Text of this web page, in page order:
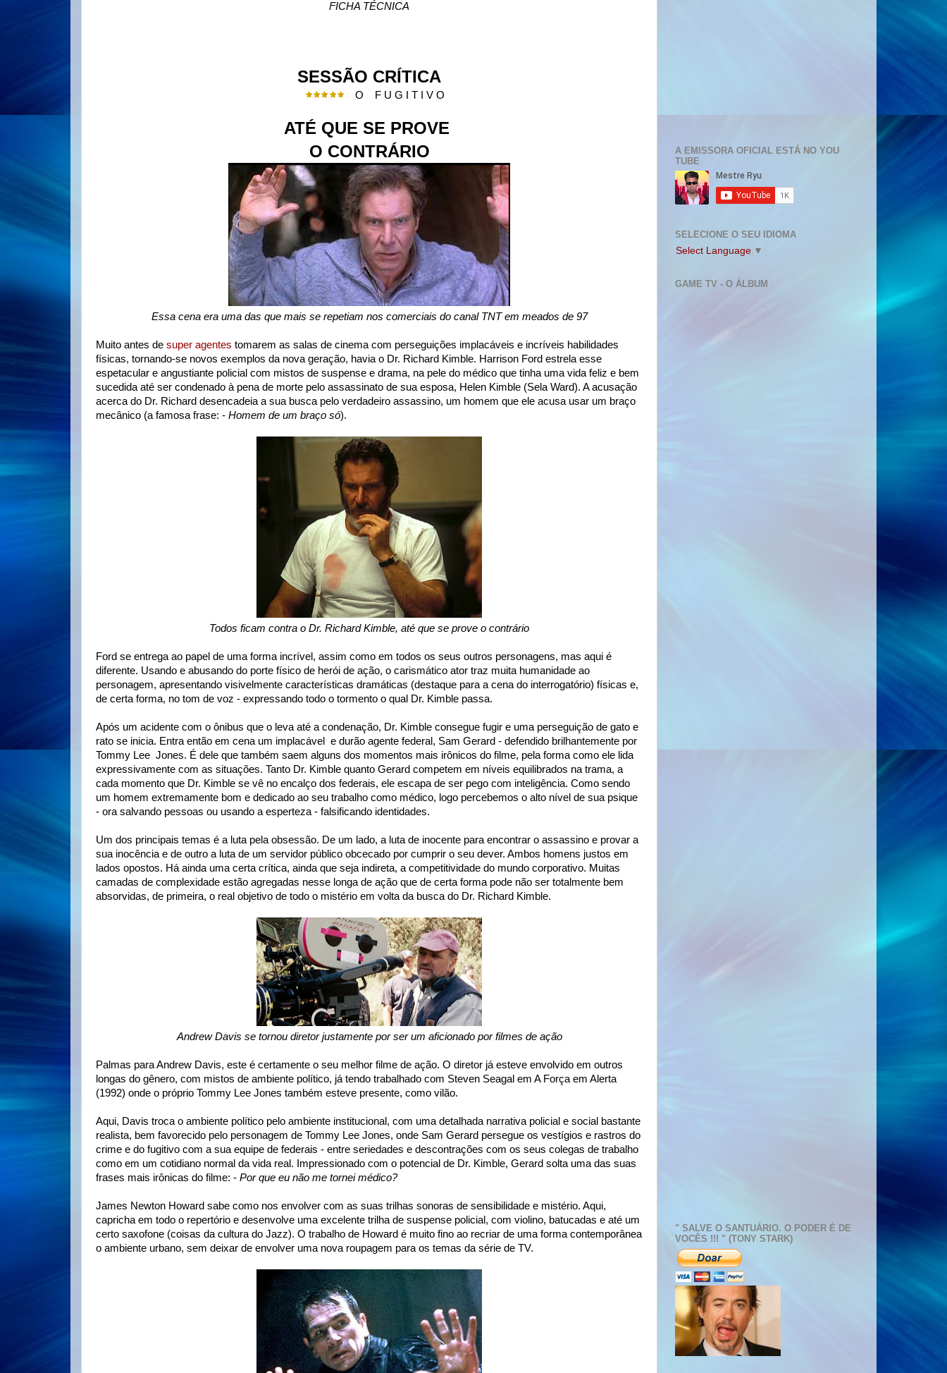
FICHA TÉCNICA
SESSÃO CRÍTICA
O F U G I T I V O
ATÉ QUE SE PROVE
O CONTRÁRIO
Essa cena era uma das que mais se repetiam nos comerciais do canal TNT em meados de 97
Muito antes de super agentes tomarem as salas de cinema com perseguições implacáveis e incríveis habilidades
físicas, tornando-se novos exemplos da nova geração, havia o Dr. Richard Kimble. Harrison Ford estrela esse
espetacular e angustiante policial com mistos de suspense e drama, na pele do médico que tinha uma vida feliz e bem
sucedida até ser condenado à pena de morte pelo assassinato de sua esposa, Helen Kimble (Sela Ward). A acusação
acerca do Dr. Richard desencadeia a sua busca pelo verdadeiro assassino, um homem que ele acusa usar um braço
mecânico (a famosa frase: - Homem de um braço só).
Todos ficam contra o Dr. Richard Kimble, até que se prove o contrário
Ford se entrega ao papel de uma forma incrível, assim como em todos os seus outros personagens, mas aqui é
diferente. Usando e abusando do porte físico de herói de ação, o carismático ator traz muita humanidade ao
personagem, apresentando visivelmente características dramáticas (destaque para a cena do interrogatório) físicas e,
de certa forma, no tom de voz - expressando todo o tormento o qual Dr. Kimble passa.
Após um acidente com o ônibus que o leva até a condenação, Dr. Kimble consegue fugir e uma perseguição de gato e
rato se inicia. Entra então em cena um implacável e durão agente federal, Sam Gerard - defendido brilhantemente por
Tommy Lee Jones. É dele que também saem alguns dos momentos mais irônicos do filme, pela forma como ele lida
expressivamente com as situações. Tanto Dr. Kimble quanto Gerard competem em níveis equilibrados na trama, a
cada momento que Dr. Kimble se vê no encalço dos federais, ele escapa de ser pego com inteligência. Como sendo
um homem extremamente bom e dedicado ao seu trabalho como médico, logo percebemos o alto nível de sua psique
- ora salvando pessoas ou usando a esperteza - falsificando identidades.
Um dos principais temas é a luta pela obsessão. De um lado, a luta de inocente para encontrar o assassino e provar a
sua inocência e de outro a luta de um servidor público obcecado por cumprir o seu dever. Ambos homens justos em
lados opostos. Há ainda uma certa crítica, ainda que seja indireta, a competitividade do mundo corporativo. Muitas
camadas de complexidade estão agregadas nesse longa de ação que de certa forma pode não ser totalmente bem
absorvidas, de primeira, o real objetivo de todo o mistério em volta da busca do Dr. Richard Kimble.
Andrew Davis se tornou diretor justamente por ser um aficionado por filmes de ação
Palmas para Andrew Davis, este é certamente o seu melhor filme de ação. O diretor já esteve envolvido em outros
longas do gênero, com mistos de ambiente político, já tendo trabalhado com Steven Seagal em A Força em Alerta
(1992) onde o próprio Tommy Lee Jones também esteve presente, como vilão.
Aqui, Davis troca o ambiente político pelo ambiente institucional, com uma detalhada narrativa policial e social bastante
realista, bem favorecido pelo personagem de Tommy Lee Jones, onde Sam Gerard persegue os vestígios e rastros do
crime e do fugitivo com a sua equipe de federais - entre seriedades e descontrações com os seus colegas de trabalho
como em um cotidiano normal da vida real. Impressionado com o potencial de Dr. Kimble, Gerard solta uma das suas
frases mais irônicas do filme: - Por que eu não me tornei médico?
James Newton Howard sabe como nos envolver com as suas trilhas sonoras de sensibilidade e mistério. Aqui,
capricha em todo o repertório e desenvolve uma excelente trilha de suspense policial, com violino, batucadas e até um
certo saxofone (coisas da cultura do Jazz). O trabalho de Howard é muito fino ao recriar de uma forma contemporânea
o ambiente urbano, sem deixar de envolver uma nova roupagem para os temas da série de TV.
A EMISSORA OFICIAL ESTÁ NO YOU
TUBE
SELECIONE O SEU IDIOMA
Select Language ▼
GAME TV - O ÁLBUM
" SALVE O SANTUÁRIO. O PODER É DE
VOCÊS !!! " (TONY STARK)